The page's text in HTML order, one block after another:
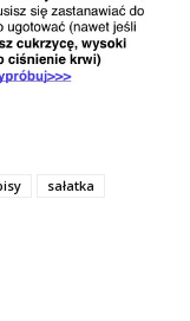
sałatka